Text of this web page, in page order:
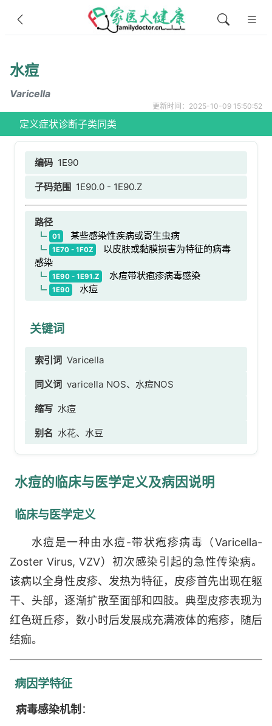
水痘
Varicella
更新时间：2025-10-09 15:50:52
定义症状诊断子类同类
编码 1E90
子码范围 1E90.0 - 1E90.Z
路径
01 某些感染性疾病或寄生虫病
1E70 - 1F0Z
以皮肤或黏膜损害为特征的病毒
感染
1E90 - 1E91.Z 水痘带状疱疹病毒感染
1E90 水痘
关键词
索引词 Varicella
同义词 varicella NOS、水痘NOS
缩写 水痘
别名 水花、水豆
水痘的临床与医学定义及病因说明
临床与医学定义
水痘是一种由水痘-带状疱疹病毒（Varicella-
Zoster Virus, VZV）初次感染引起的急性传染病。
该病以全身性皮疹、发热为特征，皮疹首先出现在躯
干、头部，逐渐扩散至面部和四肢。典型皮疹表现为
红色斑丘疹，数小时后发展成充满液体的疱疹，随后
结痂。
病因学特征
病毒感染机制 ：